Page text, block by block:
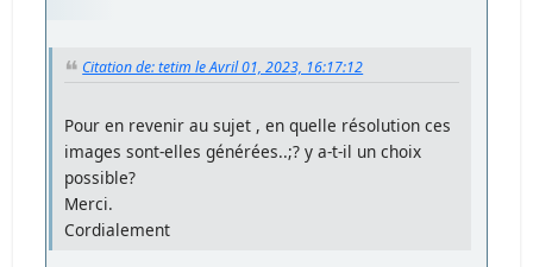
Citation de: tetim le Avril 01, 2023, 16:17:12
Pour en revenir au sujet , en quelle résolution ces
images sont-elles générées..;? y a-t-il un choix
possible?
Merci.
Cordialement